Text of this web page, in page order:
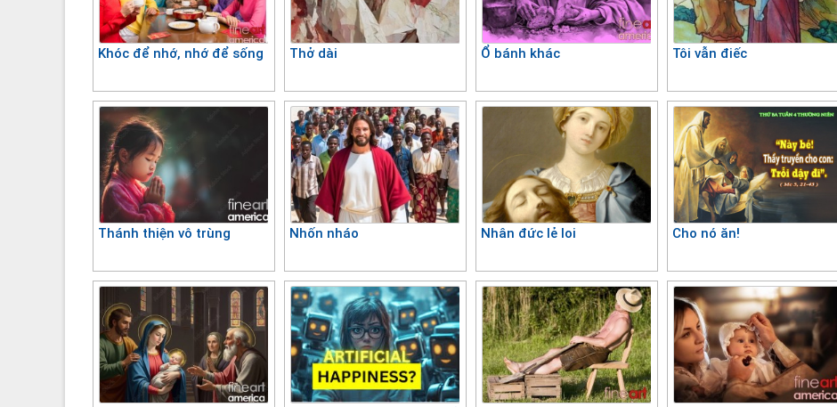
Khóc để nhớ, nhớ để sống Thở dài Ổ bánh khác Tôi vẫn điếc
Thánh thiện vô trùng Nhốn nháo Nhân đức lẻ loi Cho nó ăn!